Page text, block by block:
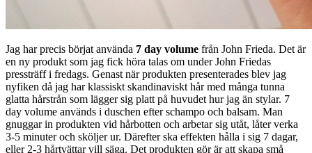
Jag har precis börjat använda 7 day volume från John Frieda. Det är
en ny produkt som jag fick höra talas om under John Friedas
pressträff i fredags. Genast när produkten presenterades blev jag
nyfiken då jag har klassiskt skandinaviskt hår med många tunna
glatta hårstrån som lägger sig platt på huvudet hur jag än stylar. 7
day volume används i duschen efter schampo och balsam. Man
gnuggar in produkten vid hårbotten och arbetar sig utåt, låter verka
3-5 minuter och sköljer ur. Därefter ska effekten hålla i sig 7 dagar,
eller 2-3 hårtvättar vill säga. Det produkten gör är att skapa små